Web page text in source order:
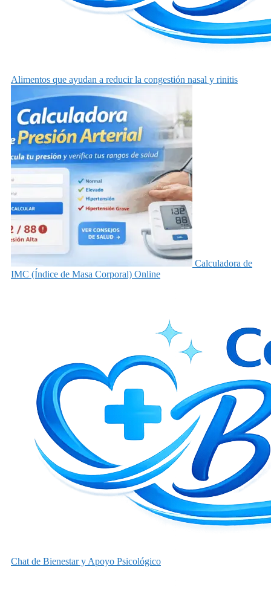
Alimentos que ayudan a reducir la congestión nasal y rinitis
Calculadora de
IMC (Índice de Masa Corporal) Online
Chat de Bienestar y Apoyo Psicológico